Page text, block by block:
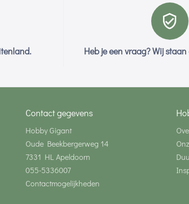
Heb je een vraag? Wij
Contact gegevens
Hobby Gigant
Oude Beekbergerweg 14
7331 HL Apeldoorn
055-5336007
Contactmogelijkheden